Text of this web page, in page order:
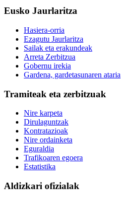
Eusko Jaurlaritza
Hasiera-orria
Ezagutu Jaurlaritza
Sailak eta erakundeak
Arreta Zerbitzua
Gobernu irekia
Gardena, gardetasunaren ataria
Tramiteak eta zerbitzuak
Nire karpeta
Dirulaguntzak
Kontratazioak
Nire ordainketa
Eguraldia
Trafikoaren egoera
Estatistika
Aldizkari ofizialak